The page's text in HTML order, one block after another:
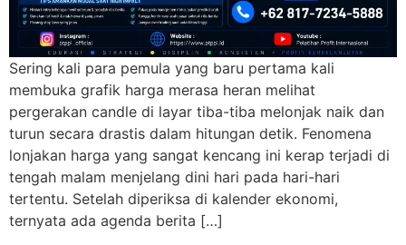
Sering kali para pemula yang baru pertama kali
membuka grafik harga merasa heran melihat
pergerakan candle di layar tiba-tiba melonjak naik dan
turun secara drastis dalam hitungan detik. Fenomena
lonjakan harga yang sangat kencang ini kerap terjadi di
tengah malam menjelang dini hari pada hari-hari
tertentu. Setelah diperiksa di kalender ekonomi,
ternyata ada agenda berita […]